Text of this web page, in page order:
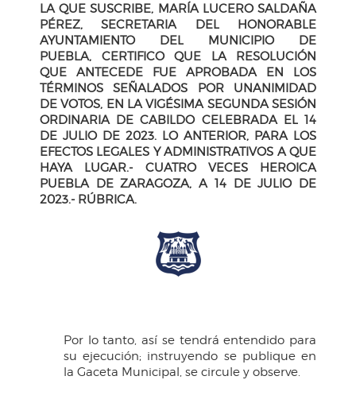
LA QUE SUSCRIBE, MARÍA LUCERO SALDAÑA
PÉREZ, SECRETARIA DEL HONORABLE
AYUNTAMIENTO DEL MUNICIPIO DE
PUEBLA, CERTIFICO QUE LA RESOLUCIÓN
QUE ANTECEDE FUE APROBADA EN LOS
TÉRMINOS SEÑALADOS POR UNANIMIDAD
DE VOTOS, EN LA VIGÉSIMA SEGUNDA SESIÓN
ORDINARIA DE CABILDO CELEBRADA EL 14
DE JULIO DE 2023. LO ANTERIOR, PARA LOS
EFECTOS LEGALES Y ADMINISTRATIVOS A QUE
HAYA LUGAR.- CUATRO VECES HEROICA
PUEBLA DE ZARAGOZA, A 14 DE JULIO DE
2023.- RÚBRICA.
Por lo tanto, así se tendrá entendido para
su ejecución; instruyendo se publique en
la Gaceta Municipal, se circule y observe.